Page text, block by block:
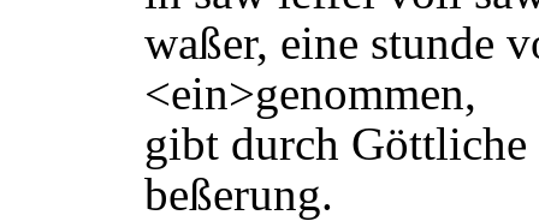
waßer, eine stunde
<ein>genommen,
gibt durch Göttliche
beßerung.